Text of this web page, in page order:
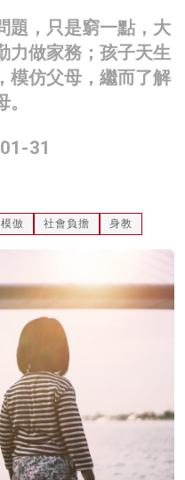
題，只是窮一點，大
力做家務；孩子天生
模仿父母，繼而了解
31
模倣 社會負擔 身教